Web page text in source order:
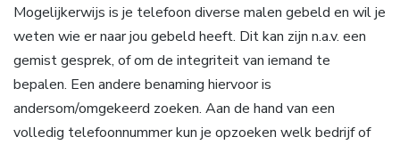
Mogelijkerwijs is je telefoon diverse malen gebeld en wil je
weten wie er naar jou gebeld heeft. Dit kan zijn n.a.v. een
gemist gesprek, of om de integriteit van iemand te
bepalen. Een andere benaming hiervoor is
andersom/omgekeerd zoeken. Aan de hand van een
volledig telefoonnummer kun je opzoeken welk bedrijf of